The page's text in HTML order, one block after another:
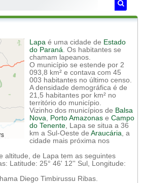
Lapa é uma cidade de Estado
do Paraná. Os habitantes se
chamam lapeanos.
O município se estende por 2
093,8 km² e contava com 45
003 habitantes no último censo.
A densidade demográfica é de
21,5 habitantes por km² no
território do município.
Vizinho dos municípios de Balsa
Nova, Porto Amazonas e Campo
do Tenente, Lapa se situa a 36
km a Sul-Oeste de Araucária, a
cidade mais próxima nos
altitude, de Lapa tem as seguintes
Latitude: 25° 46' 12'' Sul, Longitude:
Diego Timbirussu Ribas.